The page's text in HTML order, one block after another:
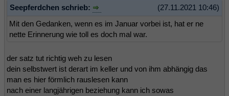
(27.11.2021 10:46)
Seepferdchen schrieb:
Mit den Gedanken, wenn es im Januar vorbei ist, hat er ne
nette Erinnerung wie toll es doch mal war.
der satz tut richtig weh zu lesen
dein selbstwert ist derart im keller und von ihm abhängig das
man es hier förmlich rauslesen kann
nach einer langjährigen beziehung kann ich sowas